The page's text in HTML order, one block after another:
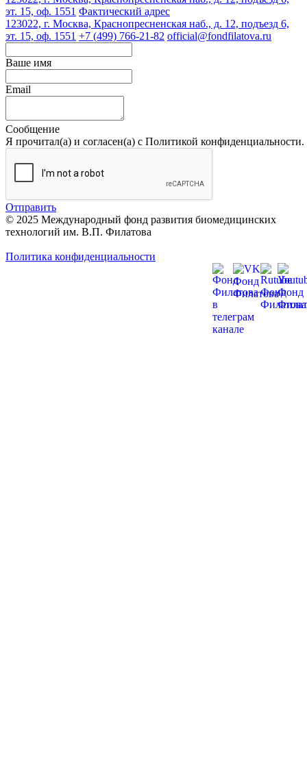
эт. 15, оф. 1551 Фактический адрес
123022, г. Москва, Краснопресненская наб., д. 12, подъезд 6,
эт. 15, оф. 1551 +7 (499) 766-21-82 official@fondfilatova.ru
Ваше имя
Email
Сообщение
Я прочитал(а) и согласен(а) с Политикой конфиденциальности.
Отправить
© 2025 Международный фонд развития биомедицинских
технологий им. В.П. Филатова
Политика конфиденциальности